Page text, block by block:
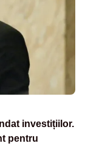
investițiilor.
pentru